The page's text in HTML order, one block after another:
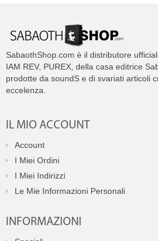
SabaothShop.com è il distributore
IAM REV, PUREX, della casa editrice
prodotte da soundS e di svariati articoli
eccelenza.
IL MIO ACCOUNT
Account
I Miei Ordini
I Miei Indirizzi
Le Mie Informazioni Personali
INFORMAZIONI